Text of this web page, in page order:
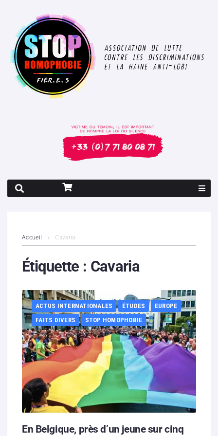
Contenus litigieux
Boutique
Partenaires
Contacts
Hébergement solidaire
Accueil Cavaria
Étiquette : Cavaria
ACTUS INTERNATIONALES ÉTUDES
EUROPE
FAITS DIVERS
STOP HOMOPHOBIE
En Belgique, près d’un jeune sur cinq